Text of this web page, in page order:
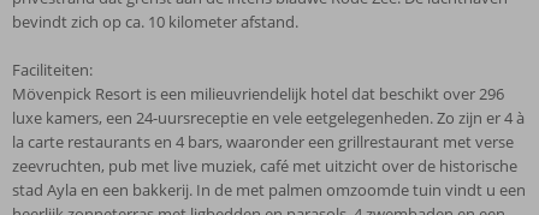
bevindt zich op ca. 10 kilometer afstand.
Faciliteiten:
Mövenpick Resort is een milieuvriendelijk hotel dat beschikt over 296
luxe kamers, een 24-uursreceptie en vele eetgelegenheden. Zo zijn er 4 à
la carte restaurants en 4 bars, waaronder een grillrestaurant met verse
zeevruchten, pub met live muziek, café met uitzicht over de historische
stad Ayla en een bakkerij. In de met palmen omzoomde tuin vindt u een